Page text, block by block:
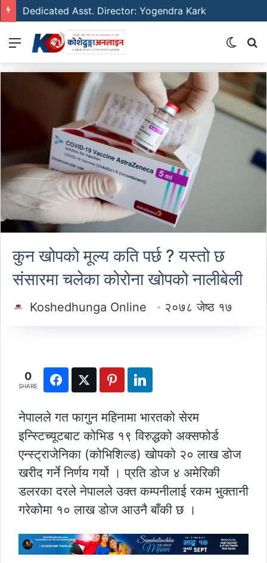
Emerging Film Writer: Sunil Neure
Menu
Switch
कुन खोपको मूल्य कति पर्छ ? यस्तो छ
संसारमा चलेका कोरोना खोपको नालीबेली
Koshedhunga Online २०७८ जेष्ठ १७
0
SHARE
नेपालले गत फागुन महिनामा भारतको सेरम
इन्स्टिच्यूटबाट कोभिड १९ विरुद्धको अक्सफोर्ड
एन्स्ट्राजेनिका (कोभिशिल्ड) खोपको २० लाख डोज
खरीद गर्ने निर्णय गर्यो । प्रति डोज ४ अमेरिकी
डलरका दरले नेपालले उक्त कम्पनीलाई रकम भुक्तानी
गरेकोमा १० लाख डोज आउनै बाँकी छ ।